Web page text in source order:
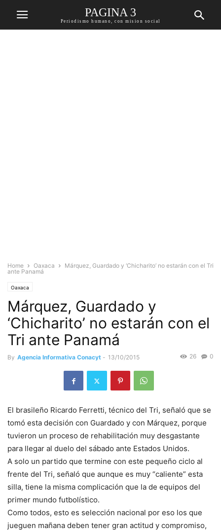
PAGINA 3
Periodismo humano, con mision social
Home Oaxaca
Márquez, Guardado y ‘Chicharito’ no estarán con el Tri
ante Panamá
Oaxaca
Márquez, Guardado y
‘Chicharito’ no estarán con el
Tri ante Panamá
By Agencia Informativa Conacyt - 13/10/2015 0
26
El brasileño Ricardo Ferretti, técnico del Tri, señaló que se
tomó esta decisión con Guardado y con Márquez, porque
tuvieron un proceso de rehabilitación muy desgastante
para llegar al duelo del sábado ante Estados Unidos.
A solo un partido que termine con este pequeño ciclo al
frente del Tri, señaló que aunque es muy “caliente” esta
silla, tiene la misma complicación que la de equipos del
primer mundo futbolístico.
Como todos, esto es selección nacional por eso los que
jueguen mañana deben tener gran actitud y compromiso,